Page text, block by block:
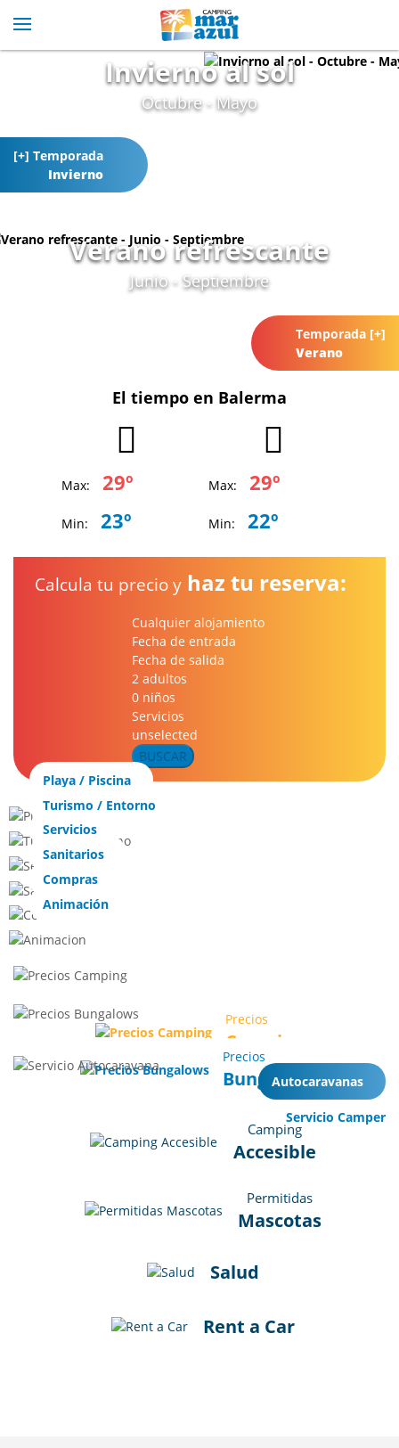
Invierno al sol
Octubre - Mayo
[+] Temporada
Invierno
Verano refrescante
Junio - Septiembre
Temporada [+]
Verano
El tiempo en Balerma
Max: 29º
Min: 23º
Max: 29º
Min: 22º
Calcula tu precio y haz tu reserva:
Cualquier alojamiento
Fecha de entrada
Fecha de salida
2 adultos
0 niños
Servicios
unselected
BUSCAR
Playa / Piscina
Turismo / Entorno
Servicios
Sanitarios
Compras
Animación
Precios
Camping
Precios
BungalowsAutocaravanas
Servicio Camper
Camping
Accesible
Permitidas
Mascotas
Salud
Rent a Car